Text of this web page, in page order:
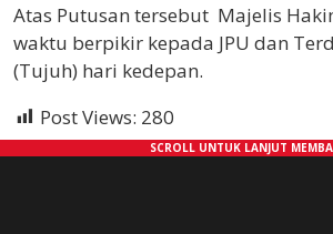
Atas Putusan tersebut Majelis
waktu berpikir kepada JPU dan
(Tujuh) hari kedepan.
Post Views: 280